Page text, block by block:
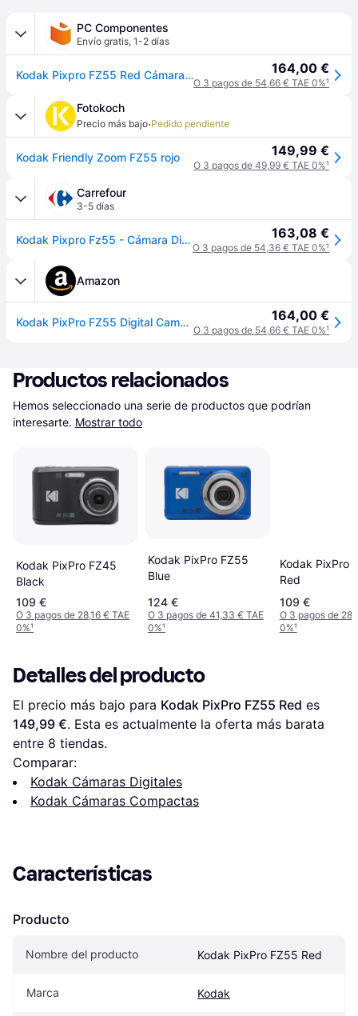
PC Componentes
Envío gratis, 1-2 días
Kodak Pixpro FZ55 Red Cámara Digital Compacta Roja 164,00 €
O 3 pagos de 54,66 € TAE 0%¹
Fotokoch
Precio más bajo·Pedido pendiente
Kodak Friendly Zoom FZ55 rojo 149,99 €
O 3 pagos de 49,99 € TAE 0%¹
Carrefour
3-5 días
Kodak Pixpro Fz55 - Cámara Digital De 16 Megapíxeles, Zoom Óptico 5x, Pantalla Lcd De 2.7", Estabilizador Óptico, Vídeo Hd 720p, Batería De Iones De Litio - Rojo 163,08 €
O 3 pagos de 54,36 € TAE 0%¹
Amazon
Kodak PixPro FZ55 Digital Camera, Red 164,00 €
O 3 pagos de 54,66 € TAE 0%¹
Productos relacionados
Hemos seleccionado una serie de productos que podrían
interesarte. Mostrar todo
Kodak PixPro FZ45
Black
109 €
O 3 pagos de 28,16 € TAE
0%¹
Kodak PixPro FZ55
Blue
124 €
O 3 pagos de 41,33 € TAE
0%¹
Kodak PixPro
Red
109 €
O 3 pagos de
0%¹
Detalles del producto
El precio más bajo para Kodak PixPro FZ55 Red
149,99 €. Esta es actualmente la oferta más barata
entre 8 tiendas.
Comparar:
Kodak Cámaras Digitales
Kodak Cámaras Compactas
Características
Producto
Nombre del producto Kodak PixPro FZ55 Red
Marca Kodak